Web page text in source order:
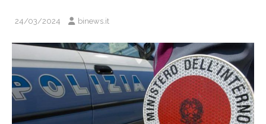
24/03/2024 binews.it